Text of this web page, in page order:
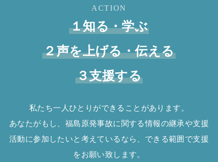
ACTION
１知る・学ぶ
２声を上げる・伝える
３支援する
私たち一人ひとりができることがあります。
あなたがもし、福島原発事故に関する情報の継承や支援
活動に参加したいと考えているなら、できる範囲で支援
をお願い致します。